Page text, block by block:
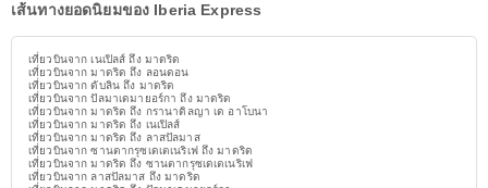
เส้นทางยอดนิยมของ Iberia Express
เที่ยวบินจาก เนเปิลส์ ถึง มาดริด
เที่ยวบินจาก มาดริด ถึง ลอนดอน
เที่ยวบินจาก ดับลิน ถึง มาดริด
เที่ยวบินจาก ปัลมาเดมายอร์กา ถึง มาดริด
เที่ยวบินจาก มาดริด ถึง กรานาดิลญา เด อาโบนา
เที่ยวบินจาก มาดริด ถึง เนเปิลส์
เที่ยวบินจาก มาดริด ถึง ลาสปัลมาส
เที่ยวบินจาก ซานตากรุซเดเตเนริเฟ ถึง มาดริด
เที่ยวบินจาก มาดริด ถึง ซานตากรุซเดเตเนริเฟ
เที่ยวบินจาก ลาสปัลมาส ถึง มาดริด